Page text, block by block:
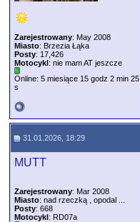
Zarejestrowany: May 2008
Miasto: Brzezia Łąka
Posty: 17,426
Motocykl: nie mam AT jeszcze
Online: 5 miesiące 15 godz 2 min 25
s
31.01.2026, 18:29
MUTT
Zarejestrowany: Mar 2008
Miasto: nad rzeczką , opodal ...
Posty: 668
Motocykl: RD07a